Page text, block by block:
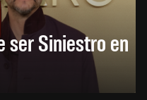
ser Siniestro en